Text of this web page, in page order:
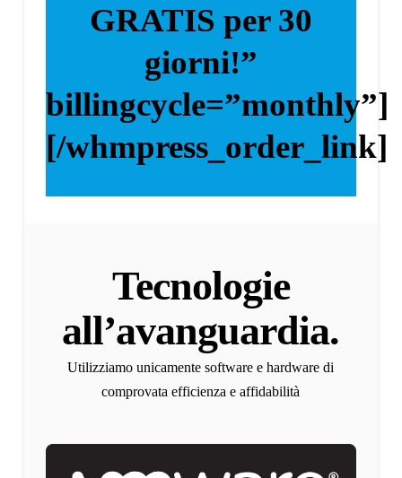
GRATIS per 30
giorni!”
billingcycle=”monthly”]
[/whmpress_order_link]
Tecnologie
all’avanguardia.
Utilizziamo unicamente software e hardware di
comprovata efficienza e affidabilità